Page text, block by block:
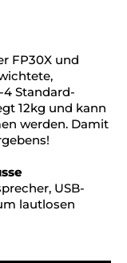
FP30X und
Standard-
12kg und kann
werden. Damit
USB-
lautlosen